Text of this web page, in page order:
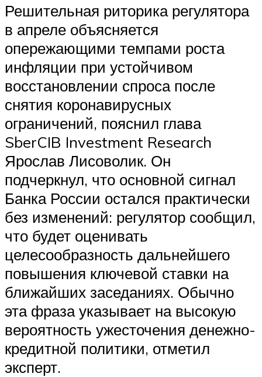
Решительная риторика регулятора
в апреле объясняется
опережающими темпами роста
инфляции при устойчивом
восстановлении спроса после
снятия коронавирусных
ограничений, пояснил глава
SberCIB Investment Research
Ярослав Лисоволик. Он
подчеркнул, что основной сигнал
Банка России остался практически
без изменений: регулятор сообщил,
что будет оценивать
целесообразность дальнейшего
повышения ключевой ставки на
ближайших заседаниях. Обычно
эта фраза указывает на высокую
вероятность ужесточения денежно-
кредитной политики, отметил
эксперт.